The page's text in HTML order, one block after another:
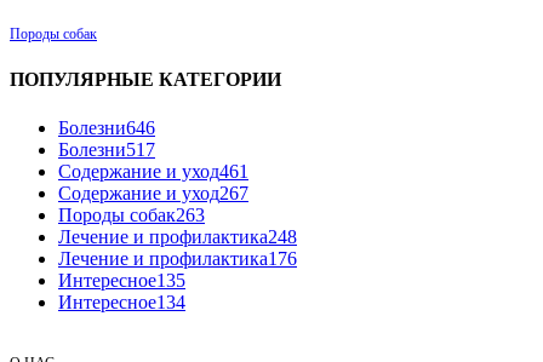
Породы собак
ПОПУЛЯРНЫЕ КАТЕГОРИИ
Болезни646
Болезни517
Содержание и уход461
Содержание и уход267
Породы собак263
Лечение и профилактика248
Лечение и профилактика176
Интересное135
Интересное134